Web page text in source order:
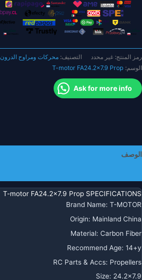
للطي
الكربون
المروحة
لطائرات
بدون
طيار
RC
رمز المنتج: غير محدد التصنيف: محركات ومراوح الدرون
الوسم: T-motor FA24.2x7.9 Prop
Ask for more info
الوصف
T-motor FA24.2×7.9 Prop SPECIFICATIONS
Brand Name: T-MOTOR
Origin: Mainland China
Material: Carbon Fiber
Recommend Age: 14+y
RC Parts & Accs: Propellers
Size: 24.2×7.9